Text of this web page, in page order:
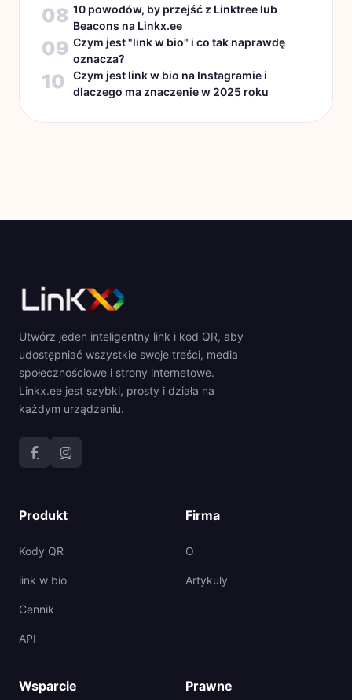
08 10 powodów, by przejść z Linktree lub
Beacons na Linkx.ee
09 Czym jest "link w bio" i co tak naprawdę
oznacza?
10
Czym jest link w bio na Instagramie i
dlaczego ma znaczenie w 2025 roku
Utwórz jeden inteligentny link i kod QR, aby
udostępniać wszystkie swoje treści, media
społecznościowe i strony internetowe.
Linkx.ee jest szybki, prosty i działa na
każdym urządzeniu.
Produkt
Kody QR
link w bio
Cennik
API
Firma
O
Artykuly
Wsparcie Prawne